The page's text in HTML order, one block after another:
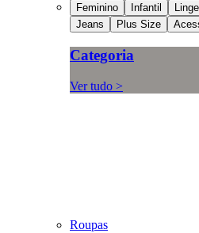
Feminino Infantil
Jeans
Plus Size
Categoria
Ver tudo >
Roupas